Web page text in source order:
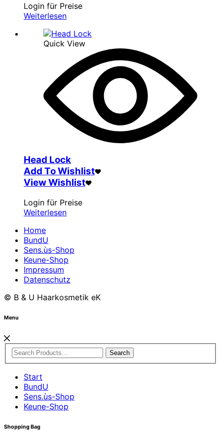
Login für Preise
Weiterlesen
Quick View
Head Lock
Add To Wishlist
View Wishlist
Login für Preise
Weiterlesen
Home
BundU
Sens.ùs-Shop
Keune-Shop
Impressum
Datenschutz
© B & U Haarkosmetik eK
Menu
Search
Start
BundU
Sens.ùs-Shop
Keune-Shop
Shopping Bag